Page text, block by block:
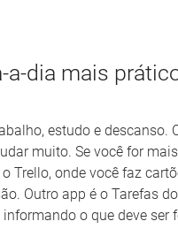
a-dia mais
estudo e descanso.
muito. Se você for
Trello, onde você faz
Outro app é o Tarefas
o que deve ser